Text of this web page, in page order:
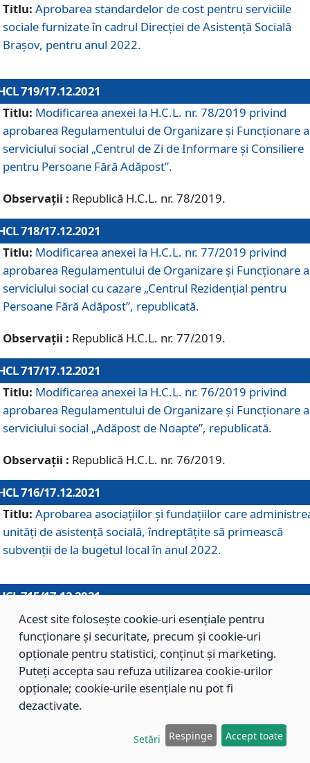
Titlu: Aprobarea standardelor de cost pentru serviciile
sociale furnizate în cadrul Direcției de Asistență Socială
Brașov, pentru anul 2022.
719/17.12.2021
Titlu: Modificarea anexei la H.C.L. nr. 78/2019 privind
aprobarea Regulamentului de Organizare și Funcționare
serviciului social „Centrul de Zi de Informare şi Consiliere
pentru Persoane Fără Adăpost”.
Observații : Republică H.C.L. nr. 78/2019.
718/17.12.2021
Titlu: Modificarea anexei la H.C.L. nr. 77/2019 privind
aprobarea Regulamentului de Organizare și Funcționare
serviciului social cu cazare „Centrul Rezidențial pentru
Persoane Fără Adăpost”, republicată.
Observații : Republică H.C.L. nr. 77/2019.
717/17.12.2021
Titlu: Modificarea anexei la H.C.L. nr. 76/2019 privind
aprobarea Regulamentului de Organizare şi Funcționare
serviciului social „Adăpost de Noapte”, republicată.
Observații : Republică H.C.L. nr. 76/2019.
716/17.12.2021
Titlu: Aprobarea asociaţiilor şi fundaţiilor care
unităţi de asistenţă socială, îndreptăţite să primească
subvenţii de la bugetul local în anul 2022.
715/17.12.2021
Titlu: Aprobarea Planului de acţiuni sau lucrări de interes
local pentru anul 2022.
714/17.12.2021
Titlu: Modificarea Anexei la H.C.L. nr. 709/2020 privind
aprobarea Regulamentului de Organizare şi Funcţionare
Direcţiei de Asistenţă Socială Braşov.
Acest site folosește cookie-uri esențiale pentru
funcționare și securitate, precum și cookie-uri
opționale pentru statistici, conținut și marketing.
Puteți accepta sau refuza utilizarea cookie-urilor
opționale; cookie-urile esențiale nu pot fi
dezactivate.
Setări Respinge Accept toate